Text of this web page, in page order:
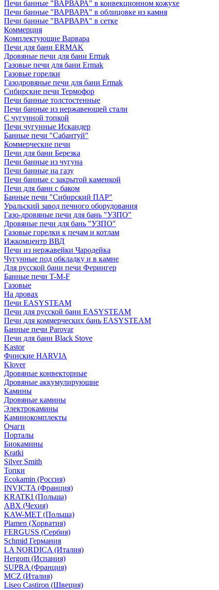
Печи банные "ВАРВАРА" в конвекционном кожухе
Печи банные "ВАРВАРА" в облицовке из камня
Печи банные "ВАРВАРА" в сетке
Коммерция
Комплектующие Варвара
Печи для бани ERMAK
Дровяные печи для бани Ermak
Газовые печи для бани Ermak
Газовые горелки
Газодровяные печи для бани Ermak
Сибирские печи Термофор
Печи банные толстостенные
Печи банные из нержавеющей стали
С чугунной топкой
Печи чугунные Искандер
Банные печи "Сабантуй"
Коммерческие печи
Печи для бани Березка
Печи банные из чугуна
Печи банные на газу
Печи банные с закрытой каменкой
Печи для бани с баком
Банные печи "Сибирский ПАР"
Уральский завод печного оборудования
Газо-дровяные печи для бань "УЗПО"
Дровяные печи для бань "УЗПО"
Газовые горелки к печам и котлам
Ижкомцентр ВВД
Печи из нержавейки Чародейка
Чугунные под обкладку и в камне
Для русской бани печи Ферингер
Банные печи T-M-F
Газовые
На дровах
Печи EASYSTEAM
Печи для русской бани EASYSTEAM
Печи для коммерческих бань EASYSTEAM
Банные печи Parovar
Печи для бани Black Stove
Kastor
Финские HARVIA
Klover
Дровяные конвекторные
Дровяные аккумулирующие
Камины
Дровяные камины
Электрокамины
Каминокомплекты
Очаги
Порталы
Биокамины
Kratki
Silver Smith
Топки
Ecokamin (Россия)
INVICTA (Франция)
KRATKI (Польша)
ABX (Чехия)
KAW-MET (Польша)
Plamen (Хорватия)
FERGUSS (Сербия)
Schmid Германия
LA NORDICA (Италия)
Hergom (Испания)
SUPRA (Франция)
MCZ (Италия)
Liseo Castiron (Швеция)